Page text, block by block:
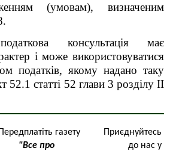
(умовам), визначеним
консультація має
і може використовуватися
податків, якому надано таку
52.1 статті 52 глави 3 розділу ІІ
Передплатіть газету
"Все про
Приєднуйтесь
до нас у